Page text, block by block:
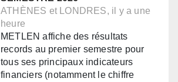
ATHÈNES et LONDRES, il y a une
heure
METLEN affiche des résultats
records au premier semestre pour
tous ses principaux indicateurs
financiers (notamment le chiffre